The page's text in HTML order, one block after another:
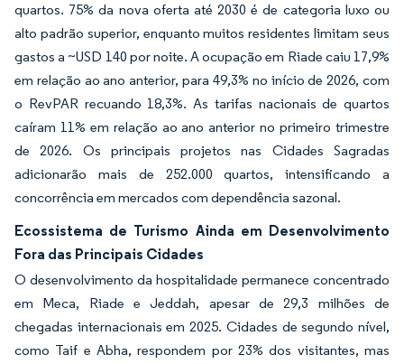
quartos. 75% da nova oferta até 2030 é de categoria luxo ou
alto padrão superior, enquanto muitos residentes limitam seus
gastos a ~USD 140 por noite. A ocupação em Riade caiu 17,9%
em relação ao ano anterior, para 49,3% no início de 2026, com
o RevPAR recuando 18,3%. As tarifas nacionais de quartos
caíram 11% em relação ao ano anterior no primeiro trimestre
de 2026. Os principais projetos nas Cidades Sagradas
adicionarão mais de 252.000 quartos, intensificando a
concorrência em mercados com dependência sazonal.
Ecossistema de Turismo Ainda em Desenvolvimento
Fora das Principais Cidades
O desenvolvimento da hospitalidade permanece concentrado
em Meca, Riade e Jeddah, apesar de 29,3 milhões de
chegadas internacionais em 2025. Cidades de segundo nível,
como Taif e Abha, respondem por 23% dos visitantes, mas